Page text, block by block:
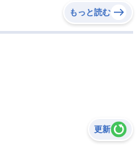
もっと読む
更新